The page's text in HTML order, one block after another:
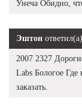
Унеча Обидно,
Эштон ответил(а)
2007 2327
Labs Бологое
заказать.